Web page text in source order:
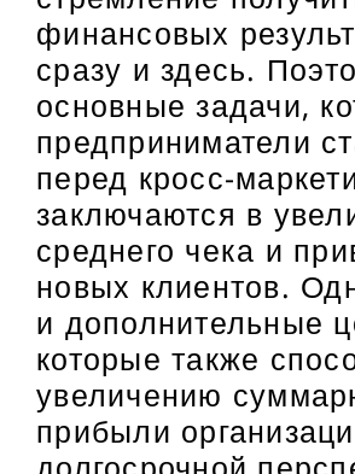
финансовых
сразу и здесь.
основные задачи,
предприниматели
перед кросс-
заключаются в
среднего чека и
новых клиентов.
и дополнительные
которые также
увеличению
прибыли